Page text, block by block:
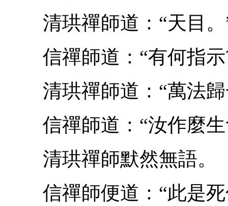
清珙禪師道：“天目。
信禪師道：“有何指示
清珙禪師道：“萬法歸
信禪師道：“汝作麼生
清珙禪師默然無語。
信禪師便道：“此是死